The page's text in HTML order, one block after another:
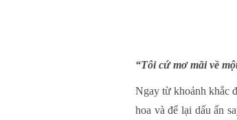
“Tôi cứ mơ mãi về
Ngay từ khoảnh khắc
hoa và để lại dấu ấn